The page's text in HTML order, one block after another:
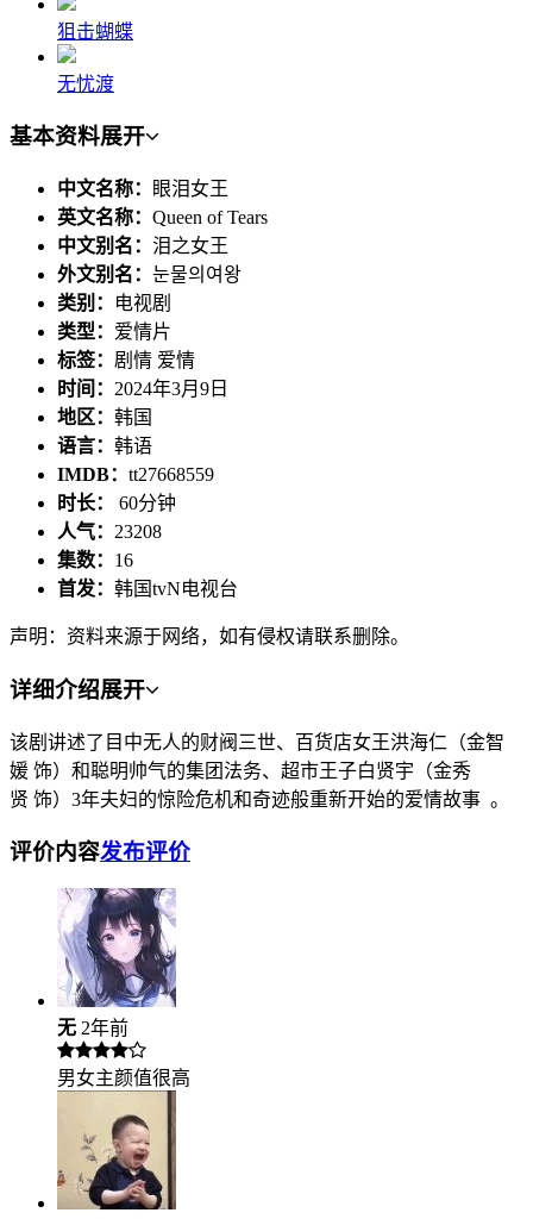
狙击蝴蝶
无忧渡
基本资料展开
中文名称：
眼泪女王
英文名称： Queen of Tears
中文别名： 泪之女王
外文别名： 눈물의여왕
类别：
电视剧
类型： 爱情片
标签： 剧情 爱情
时间： 2024年3月9日
地区： 韩国
语言： 韩语
IMDB： tt27668559
时长： 60分钟
人气： 23208
集数： 16
首发： 韩国tvN电视台
声明：资料来源于网络，如有侵权请联系删除。
详细介绍展开
该剧讲述了目中无人的财阀三世、百货店女王洪海仁（金智
媛 饰）和聪明帅气的集团法务、超市王子白贤宇（金秀
贤 饰）3年夫妇的惊险危机和奇迹般重新开始的爱情故事 。
评价内容发布评价
无 2年前
男女主颜值很高